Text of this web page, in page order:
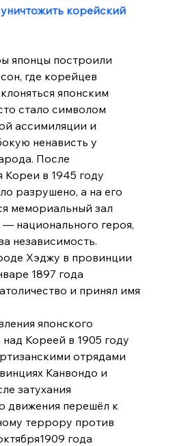
корейский
японцы построили
где корейцев
японским
стало символом
ассимиляции и
ненависть у
После
Кореи в 1945 году
разрушено, а на его
мемориальный зал
— национального героя,
независимость.
Хэджу в провинции
1897 года
и принял имя
японского
над Кореей в 1905 году
отрядами
Канвондо и
затухания
движения перешёл к
террору против
1909 года